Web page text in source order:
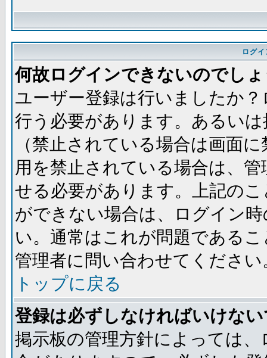
ログ
何故ログインできないのでし
ユーザー登録は行いましたか
行う必要があります。あるい
（禁止されている場合は画面
用を禁止されている場合は、
せる必要があります。上記の
ができない場合は、ログイン
い。通常はこれが問題である
管理者に問い合わせてください
トップに戻る
登録は必ずしなければいけな
掲示板の管理方針によっては